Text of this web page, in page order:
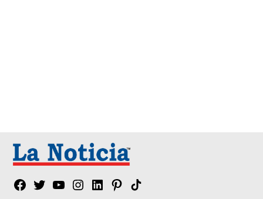
Facebook
TwitterYouTubeInstagram
LinkedinPinterest
Tik